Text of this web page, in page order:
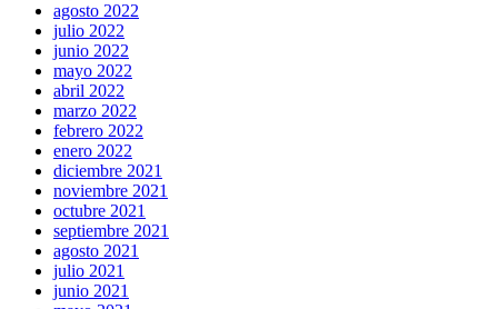
agosto 2022
julio 2022
junio 2022
mayo 2022
abril 2022
marzo 2022
febrero 2022
enero 2022
diciembre 2021
noviembre 2021
octubre 2021
septiembre 2021
agosto 2021
julio 2021
junio 2021